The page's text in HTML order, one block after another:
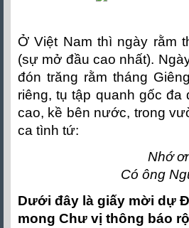
Ở Việt Nam thì ngày rằm
(sự mở đầu cao nhất).
đón trăng rằm tháng
riêng, tụ tập quanh gốc
cao, kề bên nước, trong
ca tình tứ:
Nhớ
Có ông
Dưới đây là giấy mời dự
mong Chư vị thông báo